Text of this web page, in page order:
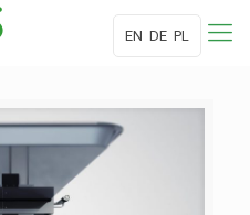
EN DE PL